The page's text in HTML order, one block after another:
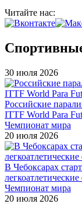
Читайте нас:
30 июля 2026
Российские
ITTF World Para
Чемпионат мира
20 июля 2026
В Чебоксарах
Чемпионат мира
20 июля 2026